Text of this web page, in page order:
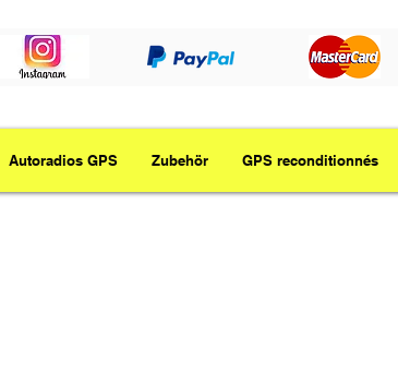
Autoradios GPS Zubehör GPS reconditionnés